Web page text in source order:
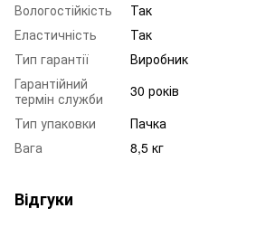
Вологостійкість
Так
Еластичність
Так
Тип гарантії
Виробник
Гарантійний
термін служби
30 років
Тип упаковки
Пачка
Вага
8,5 кг
Відгуки